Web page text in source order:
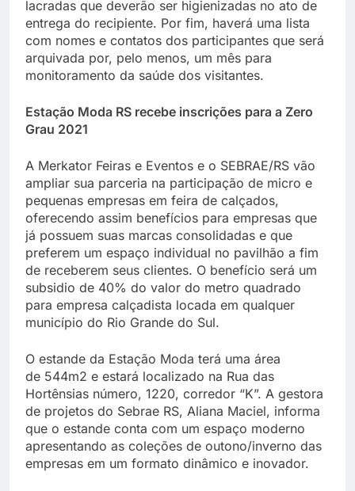
lacradas que deverão ser higienizadas no ato de
entrega do recipiente. Por fim, haverá uma lista
com nomes e contatos dos participantes que será
arquivada por, pelo menos, um mês para
monitoramento da saúde dos visitantes.
Estação Moda RS recebe inscrições para a Zero
Grau 2021
A Merkator Feiras e Eventos e o SEBRAE/RS vão
ampliar sua parceria na participação de micro e
pequenas empresas em feira de calçados,
oferecendo assim benefícios para empresas que
já possuem suas marcas consolidadas e que
preferem um espaço individual no pavilhão a fim
de receberem seus clientes. O benefício será um
subsidio de 40% do valor do metro quadrado
para empresa calçadista locada em qualquer
município do Rio Grande do Sul.
O estande da Estação Moda terá uma área
de 544m2 e estará localizado na Rua das
Hortênsias número, 1220, corredor “K”. A gestora
de projetos do Sebrae RS, Aliana Maciel, informa
que o estande conta com um espaço moderno
apresentando as coleções de outono/inverno das
empresas em um formato dinâmico e inovador.